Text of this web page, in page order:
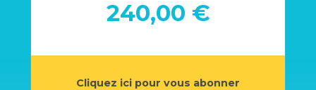
240,00 €
Cliquez ici pour vous abonner